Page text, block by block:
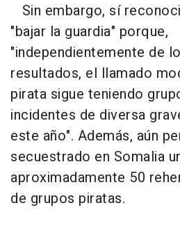
Sin embargo, sí
"bajar la guardia" porque,
"independientemente de
resultados, el llamado
pirata sigue teniendo
incidentes de diversa
este año". Además, aún
secuestrado en Somalia
aproximadamente 50
de grupos piratas.